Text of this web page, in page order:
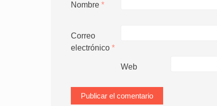
Nombre *
Correo
electrónico *
Web